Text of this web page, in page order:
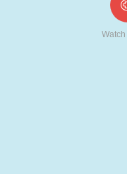
TRES EN RAYA